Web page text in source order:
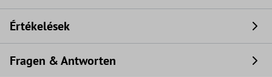
Értékelések
Fragen & Antworten